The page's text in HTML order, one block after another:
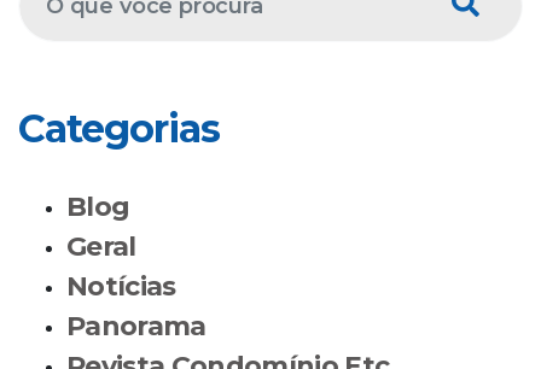
Categorias
Blog
Geral
Notícias
Panorama